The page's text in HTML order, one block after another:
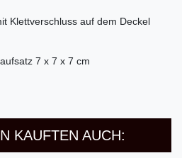
Klettverschluss auf dem Deckel
7 x 7 x 7 cm
KAUFTEN AUCH: